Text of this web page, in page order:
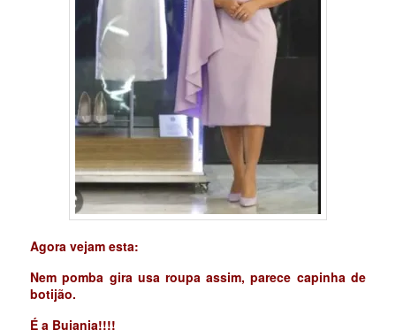
Agora vejam esta:
Nem pomba gira usa roupa assim, parece capinha de
botijão.
É a Bujanja!!!!